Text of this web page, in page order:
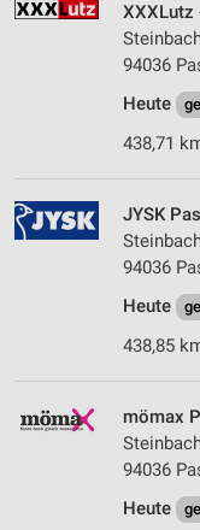
XXXLutz
94036
Heute
438,71
JYSK
94036
Heute
438,85
mömax
94036
Heute